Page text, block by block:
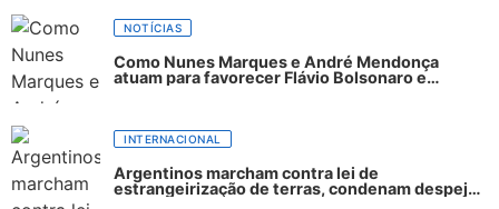
NOTÍCIAS
Como Nunes Marques e André Mendonça
atuam para favorecer Flávio Bolsonaro e
INTERNACIONAL
Argentinos marcham contra lei de
estrangeirização de terras, condenam despejos